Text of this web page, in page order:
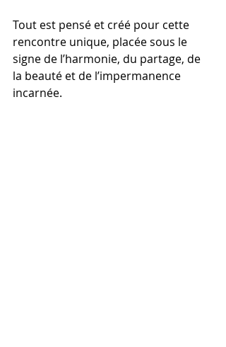
Tout est pensé et créé pour cette
rencontre unique, placée sous le
signe de l’harmonie, du partage, de
la beauté et de l’impermanence
incarnée.